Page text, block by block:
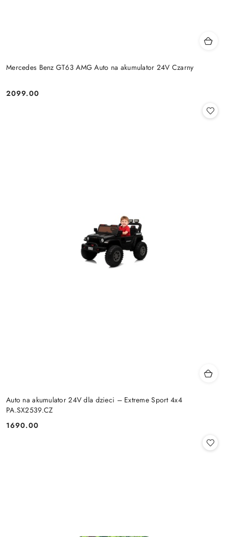
Mercedes Benz GT63 AMG Auto na akumulator 24V Czarny
Cena:
2099.00
Auto na akumulator 24V dla dzieci – Extreme Sport 4x4
PA.SX2539.CZ
Cena:
1690.00